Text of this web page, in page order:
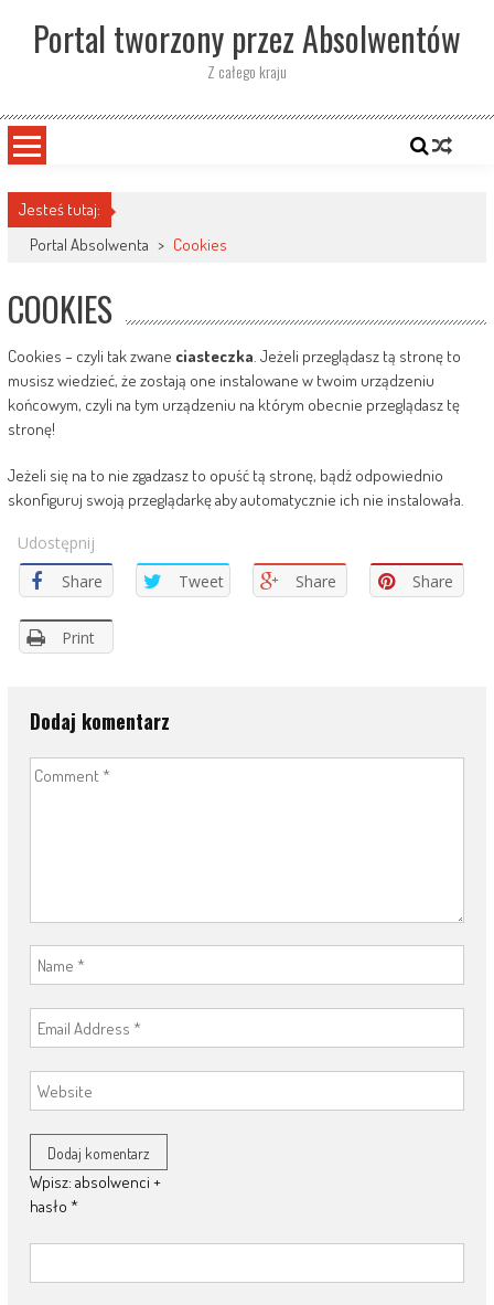
contentPortal tworzony przez Absolwentów
Z całego kraju
Jesteś tutaj:
Portal Absolwenta > Cookies
COOKIES
Cookies – czyli tak zwane ciasteczka. Jeżeli przeglądasz tą stronę to
musisz wiedzieć, że zostają one instalowane w twoim urządzeniu
końcowym, czyli na tym urządzeniu na którym obecnie przeglądasz tę
stronę!
Jeżeli się na to nie zgadzasz to opuść tą stronę, bądź odpowiednio
skonfiguruj swoją przeglądarkę aby automatycznie ich nie instalowała.
Udostępnij
Share
Tweet Share Share
Print
Dodaj komentarz
Wpisz: absolwenci +
hasło *